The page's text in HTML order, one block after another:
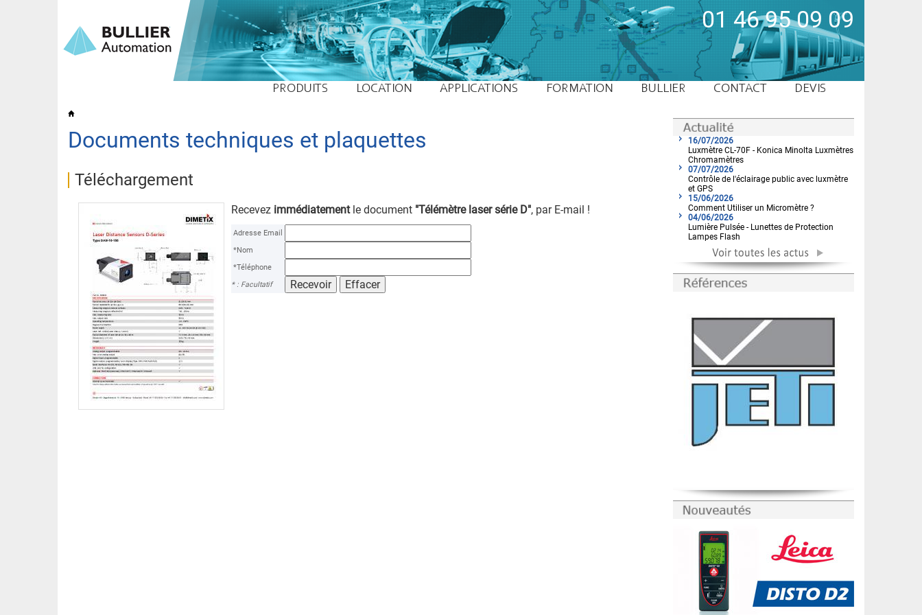
01 46 95 09 09
PRODUITS LOCATION APPLICATIONS FORMATION BULLIER CONTACT DEVIS
Documents techniques et plaquettes
Téléchargement
Recevez immédiatementle document "Télémètre laser série D", par E-mail !
Adresse Email
*Nom
*Téléphone
* : Facultatif
16/07/2026
Luxmètre CL-70F - Konica Minolta Luxmètres
Chromamètres
07/07/2026
Contrôle de l'éclairage public avec luxmètre
et GPS
15/06/2026
Comment Utiliser un Micromètre ?
04/06/2026
Lumière Pulsée - Lunettes de Protection
Lampes Flash